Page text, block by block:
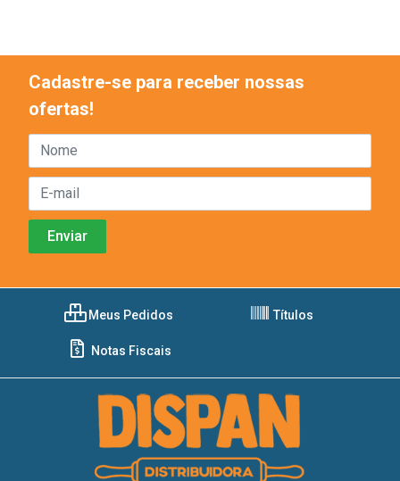
Cadastre-se para receber nossas
ofertas!
Meus Pedidos Títulos
Notas Fiscais